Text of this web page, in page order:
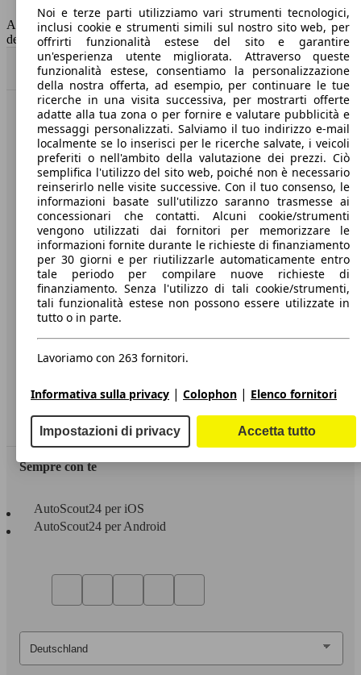
Capacità del serbatoio
50 l
AutoScout24 non si assume alcuna responsabilità per la correttezza
dei dati.
Torna su
Benvenuti su AutoScout24, il mercato auto europeo.
Società
A proposito di AutoScout24
Stampa
Media
Condizioni generali
Informazioni
Privacy
Dichiarazione di Accessibilità
Servizi
Area rivenditori
Sempre con te
AutoScout24 per iOS
AutoScout24 per Android
Noi e terze parti utilizziamo vari strumenti tecnologici,
inclusi cookie e strumenti simili sul nostro sito web, per
offrirti funzionalità estese del sito e garantire
un'esperienza utente migliorata. Attraverso queste
funzionalità estese, consentiamo la personalizzazione
della nostra offerta, ad esempio, per continuare le tue
ricerche in una visita successiva, per mostrarti offerte
adatte alla tua zona o per fornire e valutare pubblicità e
messaggi personalizzati. Salviamo il tuo indirizzo e-mail
localmente se lo inserisci per le ricerche salvate, i veicoli
preferiti o nell'ambito della valutazione dei prezzi. Ciò
semplifica l'utilizzo del sito web, poiché non è necessario
reinserirlo nelle visite successive. Con il tuo consenso, le
informazioni basate sull'utilizzo saranno trasmesse ai
concessionari che contatti. Alcuni cookie/strumenti
vengono utilizzati dai fornitori per memorizzare le
informazioni fornite durante le richieste di finanziamento
per 30 giorni e per riutilizzarle automaticamente entro
tale periodo per compilare nuove richieste di
finanziamento. Senza l'utilizzo di tali cookie/strumenti,
tali funzionalità estese non possono essere utilizzate in
tutto o in parte.
Lavoriamo con 263 fornitori.
Informativa sulla privacy | Colophon | Elenco fornitori
Impostazioni di privacy Accetta tutto